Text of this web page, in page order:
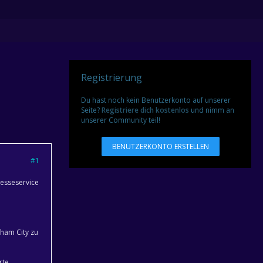
#1
City zu
Registrierung
Du hast noch kein Benutzerkonto auf unserer
Seite?Registriere dich kostenlos und nimm an
unserer Community teil!
BENUTZERKONTO ERSTELLEN